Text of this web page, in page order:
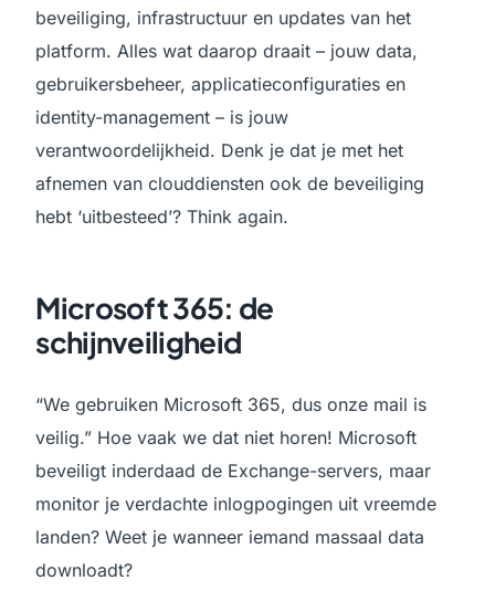
beveiliging, infrastructuur en updates van het
platform. Alles wat daarop draait – jouw data,
gebruikersbeheer, applicatieconfiguraties en
identity-management – is jouw
verantwoordelijkheid. Denk je dat je met het
afnemen van clouddiensten ook de beveiliging
hebt ‘uitbesteed’? Think again.
Microsoft 365: de
schijnveiligheid
“We gebruiken Microsoft 365, dus onze mail is
veilig.” Hoe vaak we dat niet horen! Microsoft
beveiligt inderdaad de Exchange-servers, maar
monitor je verdachte inlogpogingen uit vreemde
landen? Weet je wanneer iemand massaal data
downloadt?